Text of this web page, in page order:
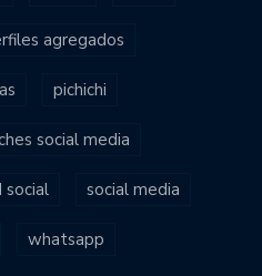
agregados
pichichi
social media
social social media
whatsapp